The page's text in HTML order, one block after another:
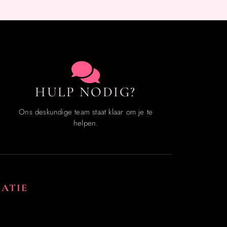
HULP NODIG?
Ons deskundige team staat klaar om je te
helpen.